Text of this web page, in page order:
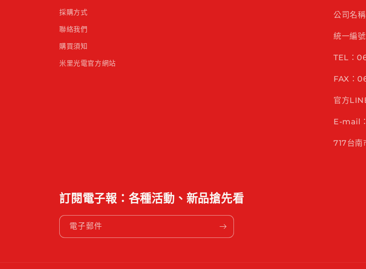
採購方式
聯絡我們
購買須知
米里光電官方網站
公司名
統一編
TEL：
FAX：
官方
E-mail
717台南
訂閱電子報：各種活動、新品搶先看
電子郵件